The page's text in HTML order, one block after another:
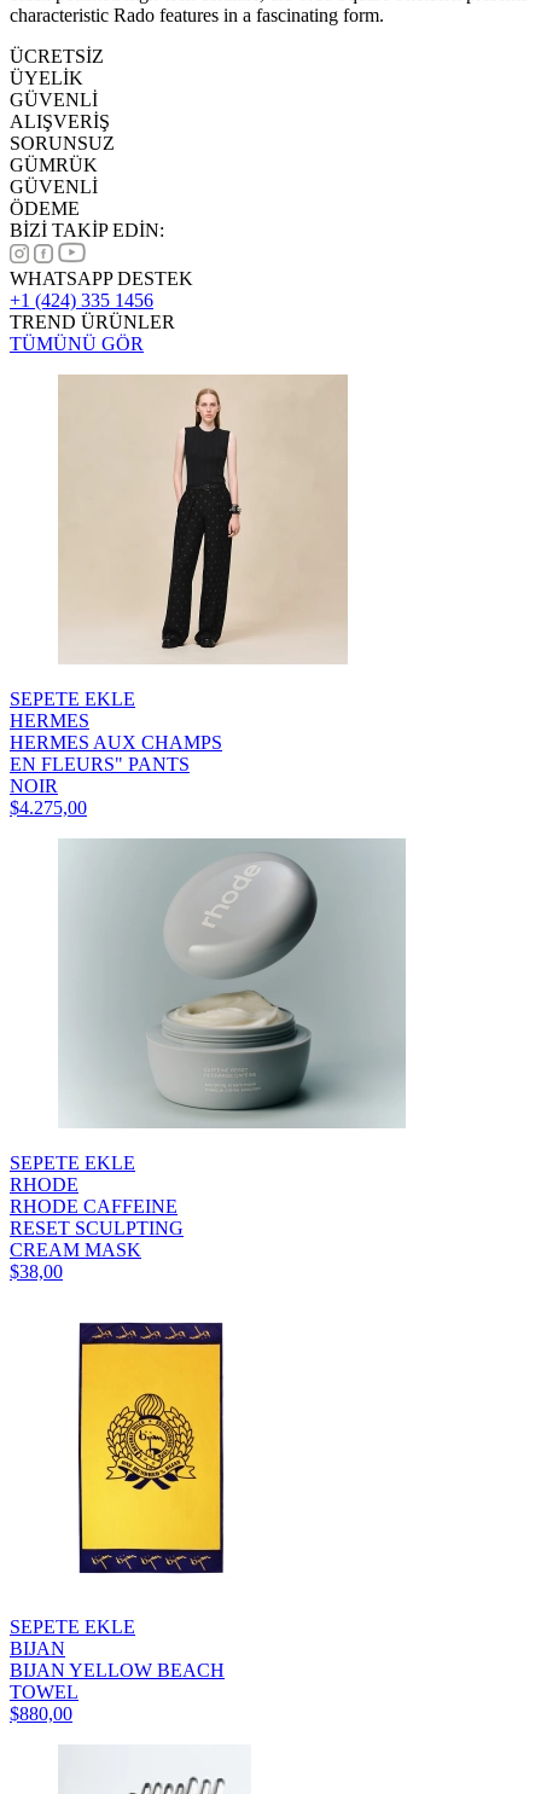
characteristic Rado features in a fascinating form.
ÜCRETSİZ
ÜYELİK
GÜVENLİ
ALIŞVERİŞ
SORUNSUZ
GÜMRÜK
GÜVENLİ
ÖDEME
BİZİ TAKİP EDİN:
WHATSAPP DESTEK
+1 (424) 335 1456
TREND ÜRÜNLER
TÜMÜNÜ GÖR
SEPETE EKLE
HERMES
HERMES AUX CHAMPS
EN FLEURS" PANTS
NOIR
$4.275,00
SEPETE EKLE
RHODE
RHODE CAFFEINE
RESET SCULPTING
CREAM MASK
$38,00
SEPETE EKLE
BIJAN
BIJAN YELLOW BEACH
TOWEL
$880,00